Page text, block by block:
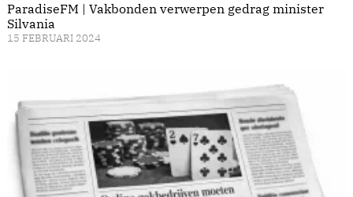
ParadiseFM | Vakbonden verwerpen gedrag minister
Silvania
15 FEBRUARI 2024